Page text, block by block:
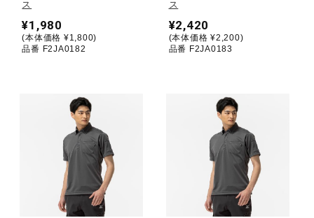
ウォーキングシューズ
ライフスタイルグッズ
インナー
寝具／ミズノスリープ
ス
¥1,980
(本体価格 ¥1,800)
品番 F2JA0182
ス
¥2,420
(本体価格 ¥2,200)
品番 F2JA0183